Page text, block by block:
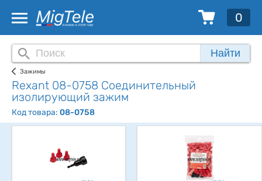
0
Найти
Зажимы
Rexant 08-0758 Соединительный
изолирующий зажим
Код товара: 08-0758